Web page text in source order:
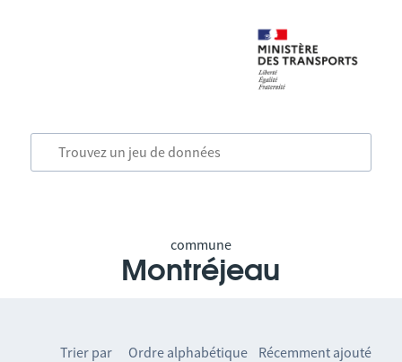
commune
Montréjeau
Trier par Ordre alphabétique Récemment ajouté